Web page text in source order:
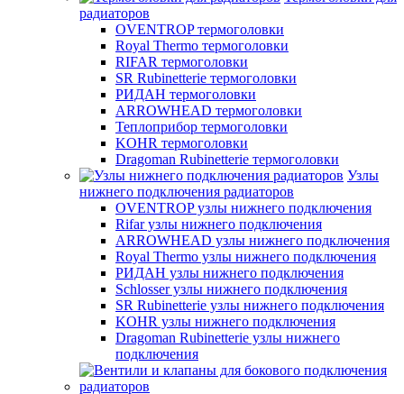
радиаторов
OVENTROP термоголовки
Royal Thermo термоголовки
RIFAR термоголовки
SR Rubinetterie термоголовки
РИДАН термоголовки
ARROWHEAD термоголовки
Теплоприбор термоголовки
KOHR термоголовки
Dragoman Rubinetterie термоголовки
Узлы
нижнего подключения радиаторов
OVENTROP узлы нижнего подключения
Rifar узлы нижнего подключения
ARROWHEAD узлы нижнего подключения
Royal Thermo узлы нижнего подключения
РИДАН узлы нижнего подключения
Schlosser узлы нижнего подключения
SR Rubinetterie узлы нижнего подключения
KOHR узлы нижнего подключения
Dragoman Rubinetterie узлы нижнего
подключения